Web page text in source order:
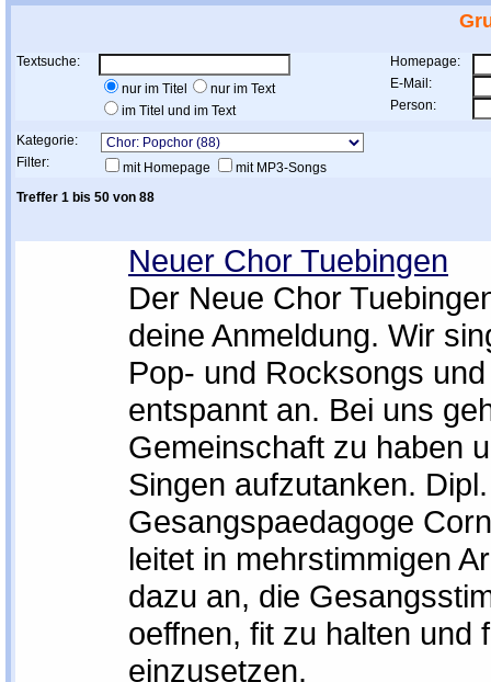
Textsuche:
Homepage:
nur im Titel
nur im Text
E-Mail:
im Titel und im Text
Person:
Kategorie:
Filter:
mit Homepage
mit MP3-Songs
Treffer 1 bis 50 von 88
Neuer Chor Tuebingen
Der Neue Chor
deine Anmeldung. Wir
Pop- und Rocksongs
entspannt an. Bei uns
Gemeinschaft zu haben
Singen aufzutanken. Dipl.
Gesangspaedagoge
leitet in mehrstimmigen
dazu an, die
oeffnen, fit zu halten und
einzusetzen.